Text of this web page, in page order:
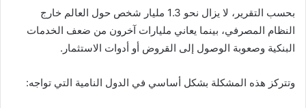
بحسب التقرير، لا يزال نحو 1.3 مليار شخص حول العالم خارج
النظام المصرفي، بينما يعاني مليارات آخرون من ضعف الخدمات
البنكية وصعوبة الوصول إلى القروض أو أدوات الاستثمار.
وتتركز هذه المشكلة بشكل أساسي في الدول النامية التي تواجه: